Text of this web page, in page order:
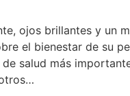
ojos brillantes y un
el bienestar de su
salud más